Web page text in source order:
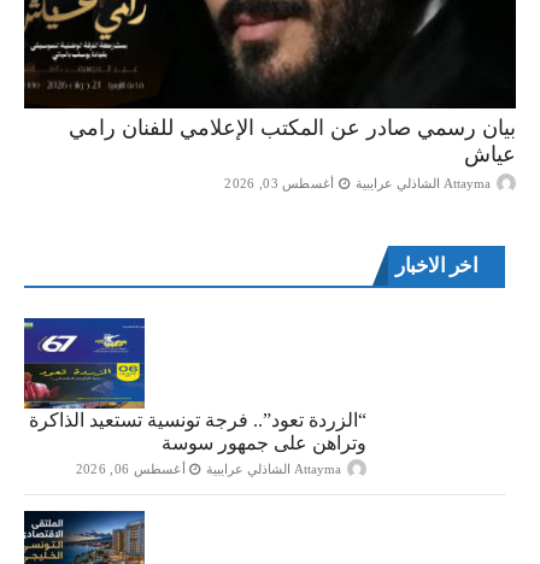
بيان رسمي صادر عن المكتب الإعلامي للفنان رامي
عياش
Attayma الشاذلي عرايبية أغسطس 03, 2026
اخر الاخبار
“الزردة تعود”.. فرجة تونسية تستعيد الذاكرة
وتراهن على جمهور سوسة
Attayma الشاذلي عرايبية أغسطس 06, 2026